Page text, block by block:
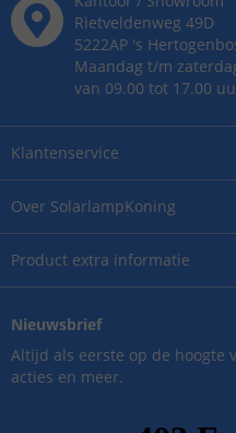
Over SolarlampKoning
Product extra informatie
Klantenservice
Rietveldenweg 49D
5222AP 's
Maandag t/m
van 09.00 tot 17.00
Nieuwsbrief
Altijd als eerste op de hoogte
acties en meer.